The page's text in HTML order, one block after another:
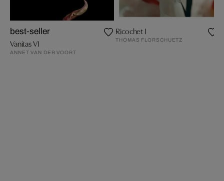
best-seller
Vanitas VI
ANNET VAN DER VOORT
Ricochet I
THOMAS FLORSCHUETZ